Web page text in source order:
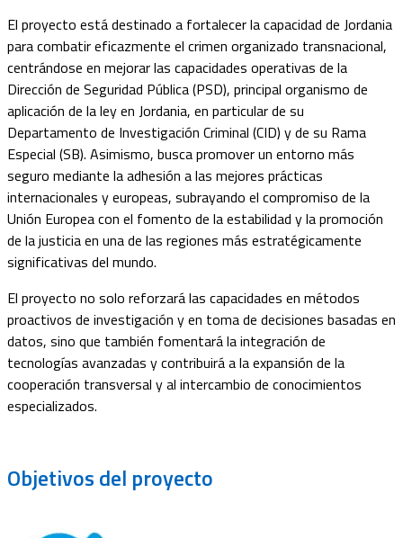
El proyecto está destinado a fortalecer la capacidad de Jordania
para combatir eficazmente el crimen organizado transnacional,
centrándose en mejorar las capacidades operativas de la
Dirección de Seguridad Pública (PSD), principal organismo de
aplicación de la ley en Jordania, en particular de su
Departamento de Investigación Criminal (CID) y de su Rama
Especial (SB). Asimismo, busca promover un entorno más
seguro mediante la adhesión a las mejores prácticas
internacionales y europeas, subrayando el compromiso de la
Unión Europea con el fomento de la estabilidad y la promoción
de la justicia en una de las regiones más estratégicamente
significativas del mundo.
El proyecto no solo reforzará las capacidades en métodos
proactivos de investigación y en toma de decisiones basadas en
datos, sino que también fomentará la integración de
tecnologías avanzadas y contribuirá a la expansión de la
cooperación transversal y al intercambio de conocimientos
especializados.
Objetivosdel proyecto